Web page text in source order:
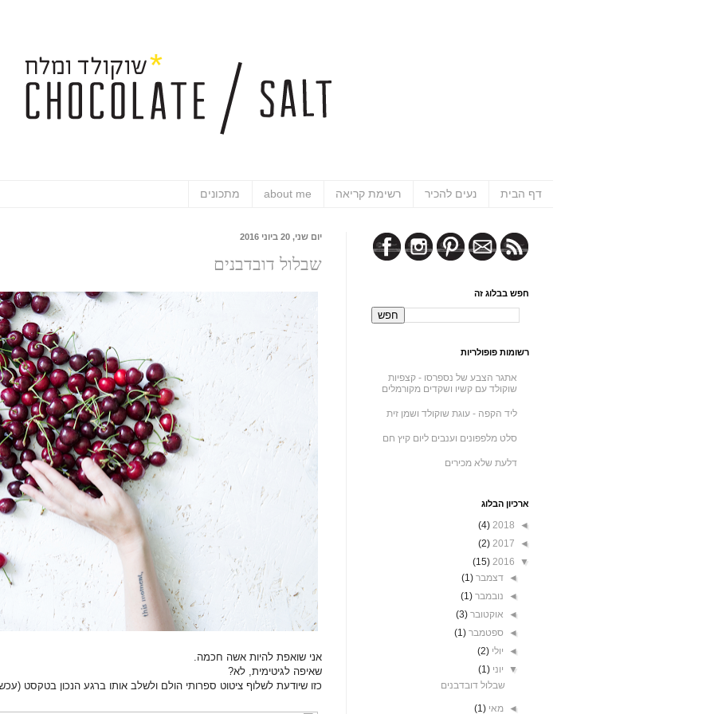
דף הבית נעים להכיר רשימת קריאה about me מתכונים
יום שני, 20 ביוני 2016
שבלול דובדבנים
אני שואפת להיות אשה חכמה.
שאיפה לגיטימית, לא?
כזו שיודעת לשלוף ציטוט ספרותי הולם ולשלב אותו ברגע הנכון בטקסט
חפש בבלוג זה
רשומות פופולריות
אתגר הצבע של נספרסו - קצפיות
שוקולד עם קשיו ושקדים מקורמלים
ליד הקפה - עוגת שוקולד ושמן זית
סלט מלפפונים וענבים ליום קיץ חם
דלעת שלא מכירים
ארכיון הבלוג
◄
2018
(4)
◄
2017
(2)
▼
2016
(15)
◄דצמבר(1)
◄ נובמבר(1)
◄ אוקטובר(3)
◄ ספטמבר(1)
◄ יולי(2)
▼ יוני(1)
שבלול דובדבנים
◄מאי(1)